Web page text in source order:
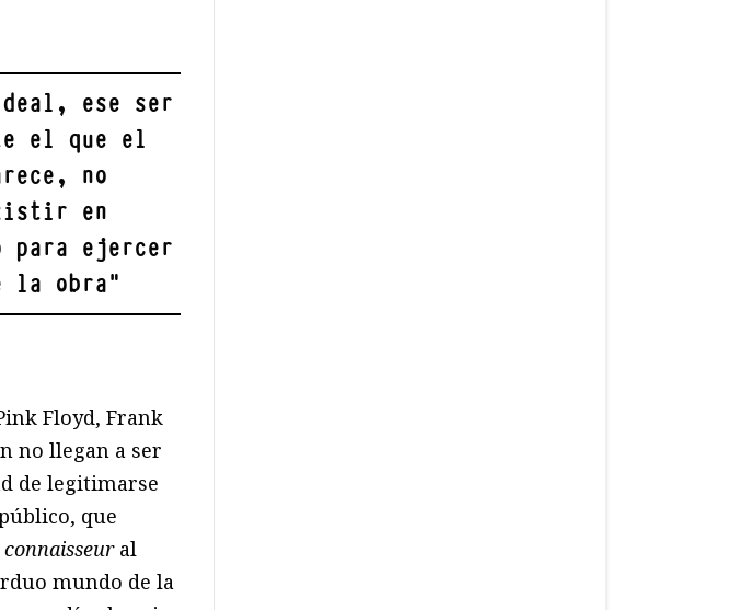
ese ser
el que el
no
en
para ejercer
la obra"
Floyd, Frank
no llegan a ser
de legitimarse
que
connaisseural
mundo de la